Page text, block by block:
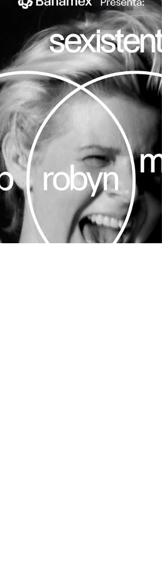
La reina madre del pop ha regresado para
recordarnos quién dicta las reglas en la
pista de baile. Robyn, el ícono sueco que
enseñó a bailar mientras lloramos, acaba
liberar “Blow My Mind”, el cuarto adelanto
su próximo álbum de estudio: Sexistential.